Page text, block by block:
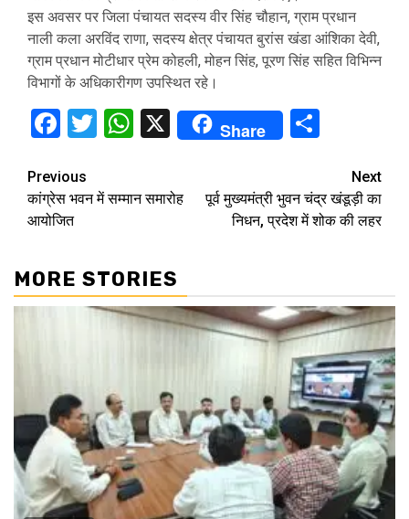
इस अवसर पर जिला पंचायत सदस्य वीर सिंह चौहान, ग्राम प्रधान
नाली कला अरविंद राणा, सदस्य क्षेत्र पंचायत बुरांस खंडा आंशिका देवी,
ग्राम प्रधान मोटीधार प्रेम कोहली, मोहन सिंह, पूरण सिंह सहित विभिन्न
विभागों के अधिकारीगण उपस्थित रहे।
Facebook
TwitterWhatsApp
X Share
Continue
Reading
Previous
कांग्रेस भवन में सम्मान समारोह
आयोजित
Next
पूर्व मुख्यमंत्री भुवन चंद्र खंडूड़ी का
निधन, प्रदेश में शोक की लहर
MORE STORIES